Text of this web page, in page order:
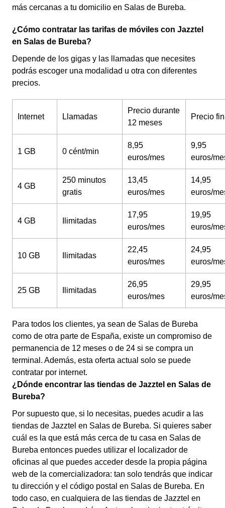
más cercanas a tu domicilio en Salas de Bureba.
¿Cómo contratar las tarifas de móviles con Jazztel
en Salas de Bureba?
Depende de los gigas y las llamadas que necesites
podrás escoger una modalidad u otra con diferentes
precios.
Internet Llamadas
Precio durante
12 meses
Precio
1 GB 0 cént/min
8,95
euros/mes
9,95
euros/
4 GB
250 minutos
gratis
13,45
euros/mes
14,95
euros/
4 GB Ilimitadas
17,95
euros/mes
19,95
euros/
10 GB Ilimitadas
22,45
euros/mes
24,95
euros/
25 GB Ilimitadas
26,95
euros/mes
29,95
euros/
Para todos los clientes, ya sean de Salas de Bureba
como de otra parte de España, existe un compromiso de
permanencia de 12 meses o de 24 si se compra un
terminal. Además, esta oferta actual solo se puede
contratar por internet.
¿Dónde encontrar las tiendas de Jazztel en Salas de
Bureba?
Por supuesto que, si lo necesitas, puedes acudir a las
tiendas de Jazztel en Salas de Bureba. Si quieres saber
cuál es la que está más cerca de tu casa en Salas de
Bureba entonces puedes utilizar el localizador de
oficinas al que puedes acceder desde la propia página
web de la comercializadora: tan solo tendrás que indicar
tu dirección y el código postal en Salas de Bureba. En
todo caso, en cualquiera de las tiendas de Jazztel en